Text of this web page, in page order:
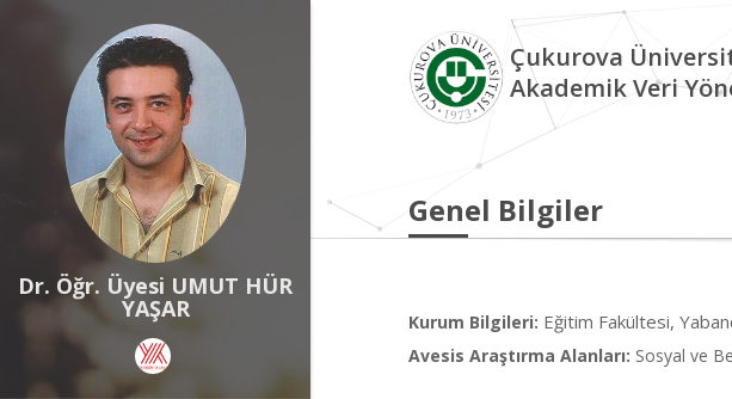
Dr. Öğr. Üyesi UMUT HÜR
YAŞAR
Çukurova
Akademik Veri
Genel Bilgiler
Kurum Bilgileri: Eğitim Fakültesi,
Avesis Araştırma Alanları: Sosyal ve